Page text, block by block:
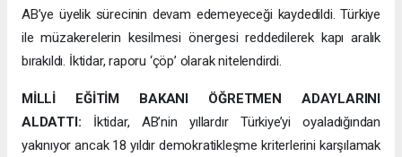
AB’ye üyelik sürecinin devam edemeyeceği kaydedildi. Türkiye
ile müzakerelerin kesilmesi önergesi reddedilerek kapı aralık
bırakıldı. İktidar, raporu ‘çöp’ olarak nitelendirdi.
MİLLİ EĞİTİM BAKANI ÖĞRETMEN ADAYLARINI
ALDATTI: İktidar, AB’nin yıllardır Türkiye’yi oyaladığından
yakınıyor ancak 18 yıldır demokratikleşme kriterlerini karşılamak